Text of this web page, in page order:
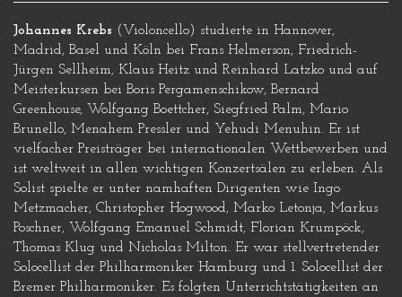
Johannes Krebs (Violoncello) studierte in Hannover,
Madrid, Basel und Köln bei Frans Helmerson, Friedrich-
Jürgen Sellheim, Klaus Heitz und Reinhard Latzko und auf
Meisterkursen bei Boris Pergamenschikow, Bernard
Greenhouse, Wolfgang Boettcher, Siegfried Palm, Mario
Brunello, Menahem Pressler und Yehudi Menuhin. Er ist
vielfacher Preisträger bei internationalen Wettbewerben und
ist weltweit in allen wichtigen Konzertsälen zu erleben. Als
Solist spielte er unter namhaften Dirigenten wie Ingo
Metzmacher, Christopher Hogwood, Marko Letonja, Markus
Poschner, Wolfgang Emanuel Schmidt, Florian Krumpöck,
Thomas Klug und Nicholas Milton. Er war stellvertretender
Solocellist der Philharmoniker Hamburg und 1. Solocellist der
Bremer Philharmoniker. Es folgten Unterrichtstätigkeiten an